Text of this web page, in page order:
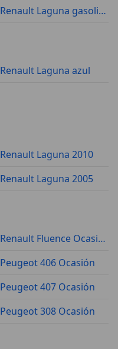
Renault Laguna gasolina
Renault Laguna azul
Renault Laguna 2010
Renault Laguna 2005
Renault Fluence Ocasión
Peugeot 406 Ocasión
Peugeot 407 Ocasión
Peugeot 308 Ocasión